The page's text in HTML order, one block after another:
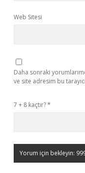
Web Sitesi
Daha sonraki
ve site adresim bu
7 + 8 kaçtır?*